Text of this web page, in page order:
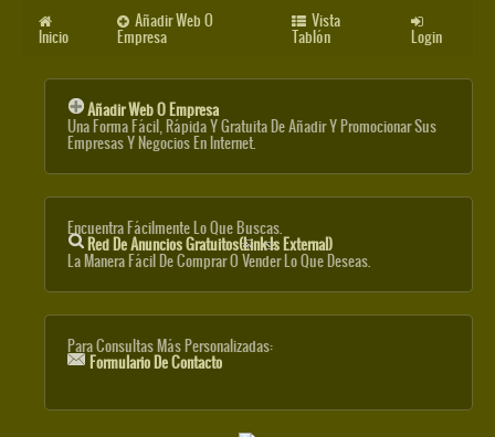
Inicio
Añadir Web O
Empresa
Vista
Tablón Login
Añadir Web O Empresa
Una Forma Fácil, Rápida Y Gratuita De Añadir Y Promocionar Sus
Empresas Y Negocios En Internet.
Encuentra Fácilmente Lo Que Buscas.
Red De Anuncios Gratuitos(link Is External)
La Manera Fácil De Comprar O Vender Lo Que Deseas.
Para Consultas Más Personalizadas:
Formulario De Contacto